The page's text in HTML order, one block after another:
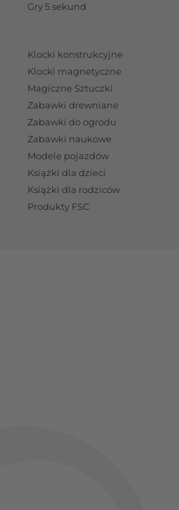
Gry 5 sekund
Klocki konstrukcyjne
Klocki magnetyczne
Magiczne Sztuczki
Zabawki drewniane
Zabawki do ogrodu
Zabawki naukowe
Modele pojazdów
Książki dla dzieci
Książki dla rodziców
Produkty FSC